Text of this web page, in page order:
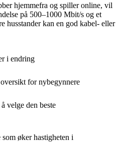
hjemmefra og spiller online, vil
på 500–1000 Mbit/s og et
husstander kan en god kabel- eller
i endring
for nybegynnere
velge den beste
øker hastigheten i